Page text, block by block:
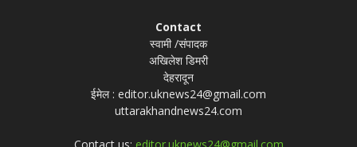
Contact
स्वामी /संपादक
अखिलेश डिमरी
देहरादून
ईमेल : editor.uknews24@gmail.com
uttarakhandnews24.com